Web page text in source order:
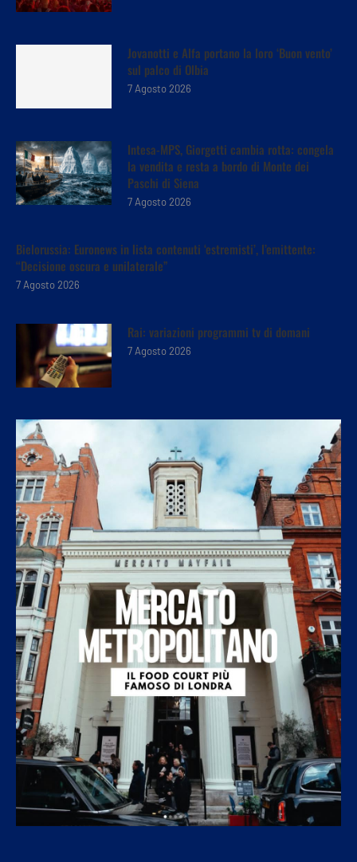
Jovanotti e Alfa portano la loro ‘Buon vento’
sul palco di Olbia
7 Agosto 2026
Intesa-MPS, Giorgetti cambia rotta: congela
la vendita e resta a bordo di Monte dei
Paschi di Siena
7 Agosto 2026
Bielorussia: Euronews in lista contenuti ‘estremisti’, l’emittente:
“Decisione oscura e unilaterale”
7 Agosto 2026
Rai: variazioni programmi tv di domani
7 Agosto 2026